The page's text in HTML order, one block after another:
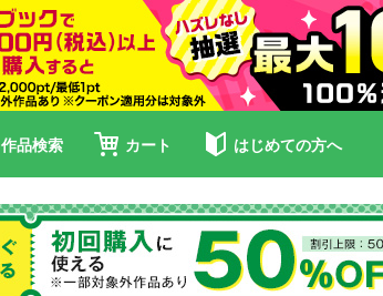
作品検索 カート はじめての方へ